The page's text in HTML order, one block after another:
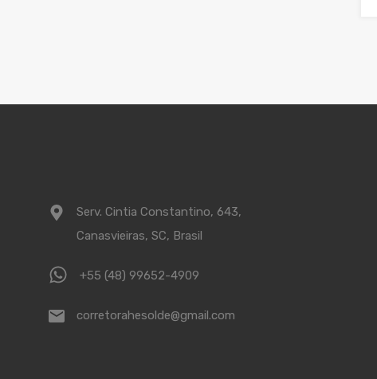
Serv. Cintia Constantino, 643,
Canasvieiras, SC, Brasil
+55 (48) 99652-4909
corretorahesolde@gmail.com